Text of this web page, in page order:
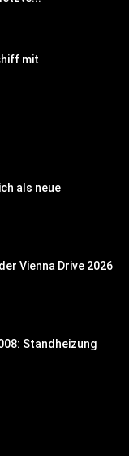
mit
als neue
Vienna Drive 2026
Standheizung